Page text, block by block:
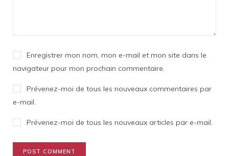
Enregistrer mon nom, mon e-mail et mon site dans le
navigateur pour mon prochain commentaire.
Prévenez-moi de tous les nouveaux commentaires par
e-mail.
Prévenez-moi de tous les nouveaux articles par e-mail.